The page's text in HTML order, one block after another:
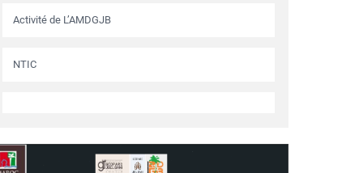
Activité de L’AMDGJB
NTIC